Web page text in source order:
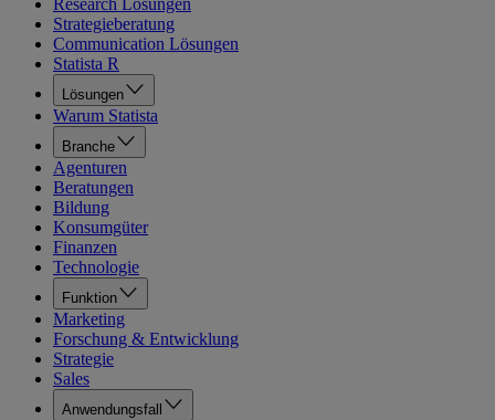
Research Lösungen
Strategieberatung
Communication Lösungen
Statista R
Lösungen
Warum Statista
Branche
Agenturen
Beratungen
Bildung
Konsumgüter
Finanzen
Technologie
Funktion
Marketing
Forschung & Entwicklung
Strategie
Sales
Anwendungsfall